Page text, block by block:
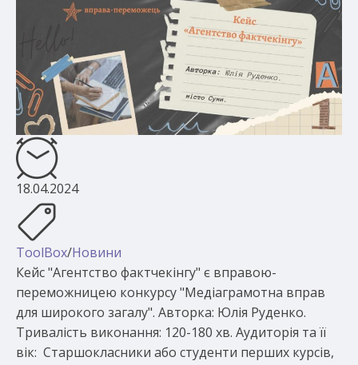
18.04.2024
ToolBox/Новини
Кейс "Агентство фактчекінгу" є вправою-
переможницею конкурсу "Медіаграмотна вправ
для широкого загалу". Авторка: Юлія Руденко.
Тривалість виконання: 120-180 хв. Аудиторія та її
вік: Старшокласники або студенти перших курсів,